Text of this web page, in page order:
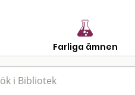
Farliga ämnen